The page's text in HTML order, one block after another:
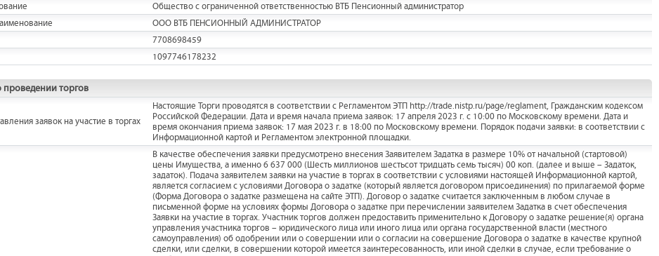
Общество с ограниченной ответственностью ВТБ Пенсионный администратор
ООО ВТБ ПЕНСИОННЫЙ АДМИНИСТРАТОР
7708698459
1097746178232
торгов
заявок на участие в торгах
Настоящие Торги проводятся в соответствии с Регламентом ЭТП http://trade.nistp.ru/page/reglament, Гражданским кодексом
Российской Федерации. Дата и время начала приема заявок: 17 апреля 2023 г. с 10:00 по Московскому времени. Дата и
время окончания приема заявок: 17 мая 2023 г. в 18:00 по Московскому времени. Порядок подачи заявки: в соответствии с
Информационной картой и Регламентом электронной площадки.
В качестве обеспечения заявки предусмотрено внесения Заявителем Задатка в размере 10% от начальной (стартовой)
цены Имущества, а именно 6 637 000 (Шесть миллионов шестьсот тридцать семь тысяч) 00 коп. (далее и выше – Задаток,
задаток). Подача заявителем заявки на участие в торгах в соответствии с условиями настоящей Информационной картой,
является согласием с условиями Договора о задатке (который является договором присоединения) по прилагаемой форме
(Форма Договора о задатке размещена на сайте ЭТП). Договор о задатке считается заключенным в любом случае в
письменной форме на условиях формы Договора о задатке при перечислении заявителем Задатка в счет обеспечения
Заявки на участие в торгах. Участник торгов должен предоставить применительно к Договору о задатке решение(я) органа
управления участника торгов – юридического лица или иного лица или органа государственной власти (местного
самоуправления) об одобрении или о совершении или о согласии на совершение Договора о задатке в качестве крупной
сделки, или сделки, в совершении которой имеется заинтересованность, или иной сделки в случае, если требование о